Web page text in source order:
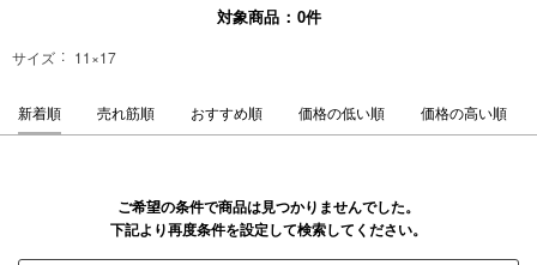
対象商品 0件
サイズ 11×17
新着順 売れ筋順 おすすめ順 価格の低い順 価格の高い順
ご希望の条件で商品は見つかりませんでした。
下記より再度条件を設定して検索してください。